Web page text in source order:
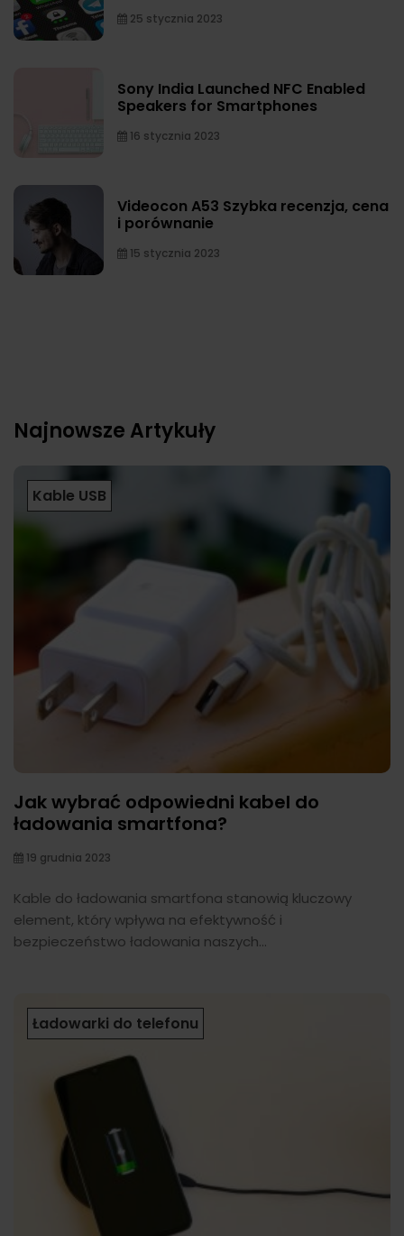
25 stycznia 2023
Sony India Launched NFC Enabled
Speakers for Smartphones
16 stycznia 2023
Videocon A53 Szybka recenzja, cena
i porównanie
15 stycznia 2023
Najnowsze Artykuły
Kable USB
Jak wybrać odpowiedni kabel do
ładowania smartfona?
19 grudnia 2023
Kable do ładowania smartfona stanowią kluczowy
element, który wpływa na efektywność i
bezpieczeństwo ładowania naszych...
Ładowarki do telefonu